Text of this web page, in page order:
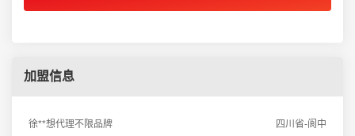
加盟信息
徐**想代理不限品牌
四川省-阆中